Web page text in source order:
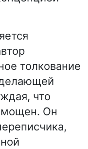
толкование
что
Он